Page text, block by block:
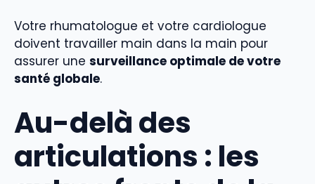
Votre rhumatologue et votre cardiologue
doivent travailler main dans la main pour
assurer une surveillance optimale de votre
santé globale.
Au-delà des
articulations : les